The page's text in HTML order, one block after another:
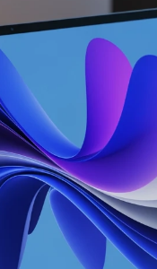
te vergelijken?
en minpunten
FE
keuze